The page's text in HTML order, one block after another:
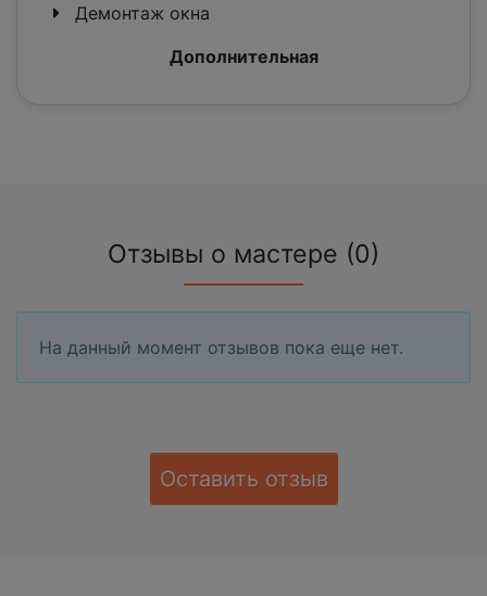
Демонтаж окна
Дополнительная
Отзывы о мастере (0)
На данный момент отзывов пока еще нет.
Оставить отзыв